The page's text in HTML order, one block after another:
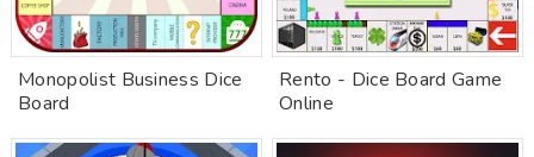
Monopolist Business Dice
Board
Rento - Dice Board Game
Online